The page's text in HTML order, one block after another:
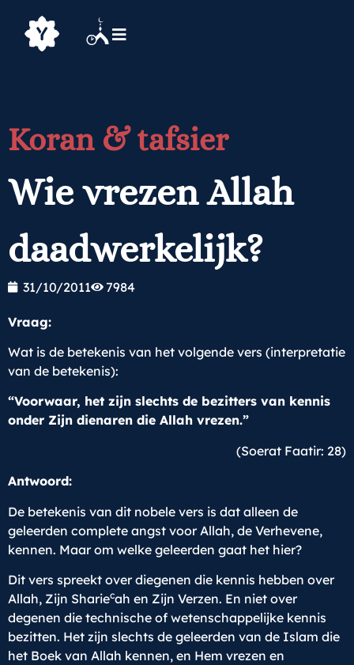
Koran & tafsier
Wie vrezen Allah
daadwerkelijk?
31/10/2011 7984
Vraag:
Wat is de betekenis van het volgende vers (interpretatie
van de betekenis):
“Voorwaar, het zijn slechts de bezitters van kennis
onder Zijn dienaren die Allah vrezen.”
(Soerat Faatir: 28)
Antwoord:
De betekenis van dit nobele vers is dat alleen de
geleerden complete angst voor Allah, de Verhevene,
kennen. Maar om welke geleerden gaat het hier?
Dit vers spreekt over diegenen die kennis hebben over
Allah, Zijn Shariecah en Zijn Verzen. En niet over
degenen die technische of wetenschappelijke kennis
bezitten. Het zijn slechts de geleerden van de Islam die
het Boek van Allah kennen, en Hem vrezen en